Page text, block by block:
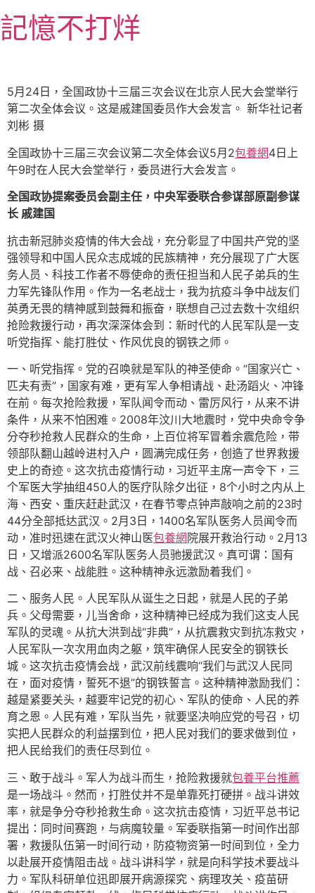
至
主
容
記憶不打烊
5月24日，全国政协十三届三次会议在北京人民大会堂举行
第二次全体会议。这是戚建国委员作大会发言。 新华社记者
刘彬 摄
全国政协十三届三次会议第二次全体会议5月2包養網4日上
午9时在人民大会堂举行，委员进行大会发言。
全国政协提案委员会副主任，中央军委联合参谋部原副参谋
长 戚建国
抗击新冠肺炎疫情的伟大会战，充分彰显了中国共产党的坚
强领导和中国人民众志成城的民族精神，充分展现了广大医
务人员、科技工作者不辱使命的责任担当和人民子弟兵的生
力军先锋队作用。作为一名老战士，我为抗疫斗争中战友们
英勇无畏的精神感到鼓舞和振奋，联想自己过去数十次组织
抢险救援行动，再次深深体会到：新时代的人民军队是一支
听党指挥、能打胜仗、作风优良的钢铁之师。
一、听党指挥。党的召唤就是军队的神圣使命。“国家兴亡、
匹夫有责”，国家有难，更有军人争相请战、赴汤蹈火、冲锋
在前。每次抢险救援，军队闻令而动、雷厉风行，从来不讲
条件，从来不怕困难。2008年汶川大地震时，党中央命令争
分夺秒抢救人民群众的生命，上百位将军冒着余震危险，带
领部队翻山越岭进村入户，圆满完成任务，创造了世界救援
史上的奇迹。这次抗击疫情行动，习近平主席一声令下，三
个军医大学抽组450人的医疗队除夕出征，8个小时之内从上
海、西安、重庆赶赴武汉，在春节零点钟声敲响之前的23时
44分全部抵达武汉。2月3日，1400名军队医务人员闻令而
动，准时迅速在武汉火神山医包養網院展开救治行动。2月13
日，又增派2600名军队医务人员驰援武汉。真可谓：国有
战、召必来、战能胜。这种精神永远激励着我们。
二、服务人民。人民军队从诞生之日起，就是人民的子弟
兵。父母需要，儿当舍命，这种精神已经成为我们这支人民
军队的灵魂。从抗大洪到战“非典”，从抗震救灾到抗冻救灾，
人民军队一次次用血肉之躯，筑牢确保人民安全的钢铁长
城。这次抗击疫情会战，武汉前线震响“我们与武汉人民同
在，面对疫情，誓死不退”的钢铁誓言。这种精神激励我们：
越是紧要关头，越要牢记党的初心、军队的使命、人民的养
育之恩。人民有难，军队当先，就要坚决响应党的号召，切
实把人民群众的利益摆到位，把人民对我们的要求做到位，
把人民给我们的责任尽到位。
三、敢于战斗。军人为战斗而生，抢险救援就包養平台推薦
是一场战斗。然而，打胜仗并不是单靠死打硬拼。战斗讲效
率，就是争分夺秒抢救生命。这次抗击疫情，习近平总书记
提出：同时间赛跑，与病魔较量。军委联指第一时间作出部
署，救援队伍第一时间行动，防疫物资第一时间到位，全力
以赴展开疫情阻击战。战斗讲科学，就是向科学技术要战斗
力。军队科研单位迅即展开病源探究、病理攻关、疫苗研